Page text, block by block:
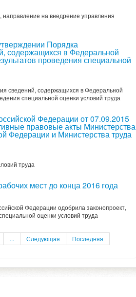
направление на внедрение управления
Порядка
содержащихся в Федеральной
проведения специальной
сведений, содержащихся в Федеральной
специальной оценки условий труда
Федерации от 07.09.2015
правовые акты Министерства
Федерации и Министерства труда
труда
мест до конца 2016 года
Федерации одобрила законопроект,
оценки условий труда
... Следующая
Последняя